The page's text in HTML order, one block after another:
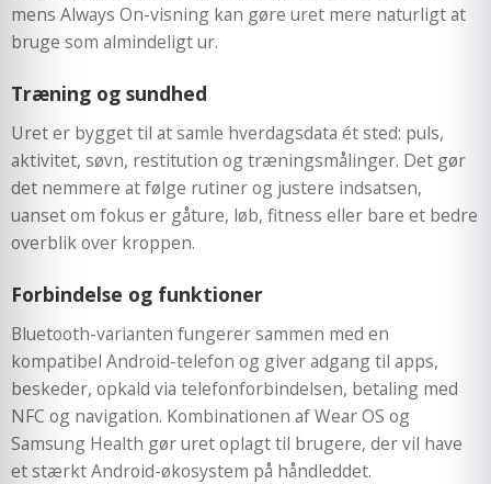
mens Always On-visning kan gøre uret mere naturligt at
bruge som almindeligt ur.
Træning og sundhed
Uret er bygget til at samle hverdagsdata ét sted: puls,
aktivitet, søvn, restitution og træningsmålinger. Det gør
det nemmere at følge rutiner og justere indsatsen,
uanset om fokus er gåture, løb, fitness eller bare et bedre
overblik over kroppen.
Forbindelse og funktioner
Bluetooth-varianten fungerer sammen med en
kompatibel Android-telefon og giver adgang til apps,
beskeder, opkald via telefonforbindelsen, betaling med
NFC og navigation. Kombinationen af Wear OS og
Samsung Health gør uret oplagt til brugere, der vil have
et stærkt Android-økosystem på håndleddet.